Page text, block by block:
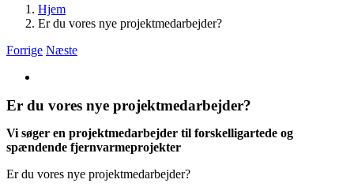
Hjem
Er du vores nye projektmedarbejder?
Forrige Næste
billede
Er du vores nye projektmedarbejder?
Vi søger en projektmedarbejder til forskelligartede og
spændende fjernvarmeprojekter
Er du vores nye projektmedarbejder?